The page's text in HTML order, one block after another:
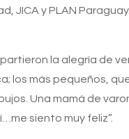
JICA y PLAN
la alegría de
los más pequeños,
Una mamá de
siento muy feliz”.